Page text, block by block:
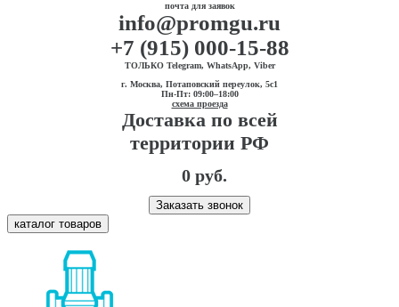
почта для заявок
info@promgu.ru
+7 (915) 000-15-88
ТОЛЬКО Telegram, WhatsApp, Viber
г. Москва, Потаповский переулок, 5с1
Пн-Пт: 09:00–18:00
схема проезда
Доставка по всей
территории РФ
0 руб.
Заказать звонок
каталог товаров